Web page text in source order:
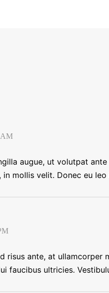
AM
augue, ut volutpat
mollis velit. Donec eu
risus ante, at
faucibus ultricies.